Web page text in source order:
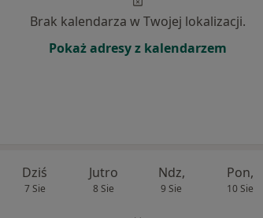
Brak kalendarza w Twojej lokalizacji.
Pokaż adresy z kalendarzem
Dziś
7 Sie
Jutro
8 Sie
Ndz,
9 Sie
Pon,
10 Sie